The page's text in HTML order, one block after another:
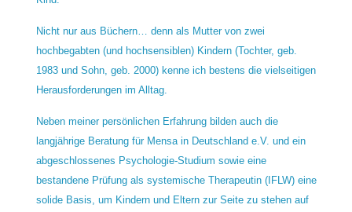
Nicht nur aus Büchern… denn als Mutter von zwei
hochbegabten (und hochsensiblen) Kindern (Tochter, geb.
1983 und Sohn, geb. 2000) kenne ich bestens die vielseitigen
Herausforderungen im Alltag.
Neben meiner persönlichen Erfahrung bilden auch die
langjährige Beratung für Mensa in Deutschland e.V. und ein
abgeschlossenes Psychologie-Studium sowie eine
bestandene Prüfung als systemische Therapeutin (IFLW) eine
solide Basis, um Kindern und Eltern zur Seite zu stehen auf